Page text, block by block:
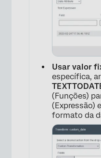
Usar valor
específica,
(Funções)
(Expressão)
formato da